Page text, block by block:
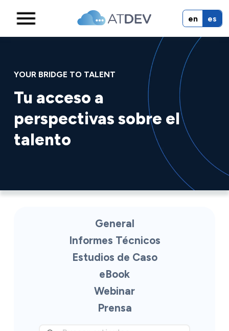
en es
YOUR BRIDGE TO TALENT
Tu acceso a
perspectivas sobre el
talento
General
Informes Técnicos
Estudios de Caso
eBook
Webinar
Prensa